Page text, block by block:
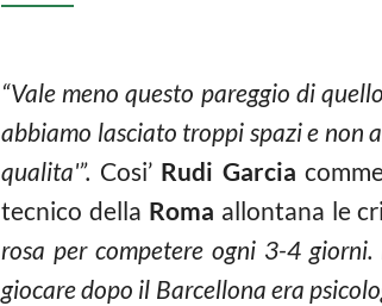
“Vale meno questo pareggio di
abbiamo lasciato troppi spazi e non
qualita'”. Cosi’ Rudi Garcia
tecnico della Roma allontana le
rosa per competere ogni 3-4 giorni.
giocare dopo il Barcellona era